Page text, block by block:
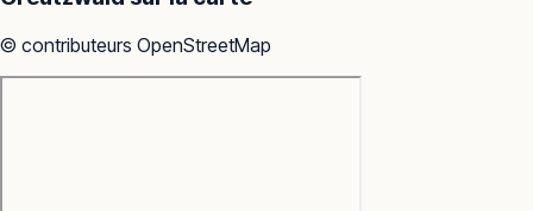
© contributeurs OpenStreetMap